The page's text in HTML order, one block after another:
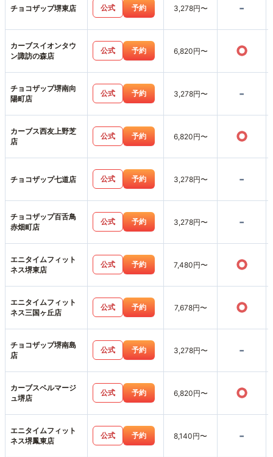
チョコザップ堺東店 公式 予約 3,278円〜 -
カーブスイオンタウ
ン諏訪の森店
公式 予約 6,820円〜 ○
チョコザップ堺南向
陽町店
公式 予約 3,278円〜 -
カーブス西友上野芝
店
公式 予約 6,820円〜 ○
チョコザップ七道店 公式 予約 3,278円〜 -
チョコザップ百舌鳥
赤畑町店
公式 予約 3,278円〜 -
エニタイムフィット
ネス堺東店
公式 予約 7,480円〜 ○
エニタイムフィット
ネス三国ヶ丘店
公式 予約 7,678円〜 ○
チョコザップ堺南島
店
公式 予約 3,278円〜 -
カーブスベルマージ
ュ堺店
公式 予約 6,820円〜 ○
エニタイムフィット
ネス堺鳳東店
公式 予約 8,140円〜 -